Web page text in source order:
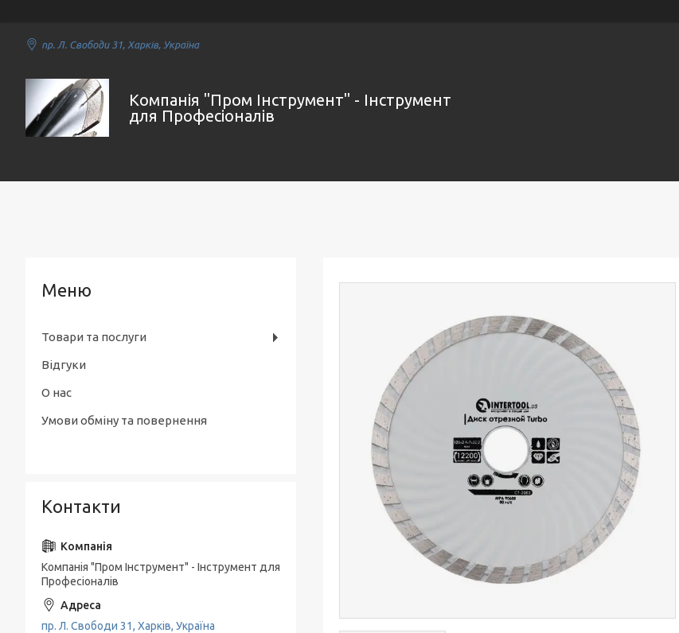
пр. Л. Свободи 31, Харків, Україна
Компанія "Пром Інструмент" - Інструмент
для Професіоналів
Товари та послуги
Відгуки
О нас
Умови обміну та повернення
Контакти
Компанія "Пром Інструмент" - Інструмент для
Професіоналів
пр. Л. Свободи 31, Харків, Україна